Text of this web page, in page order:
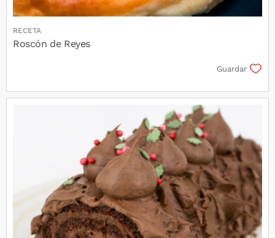
RECETA
Roscón de Reyes
Guardar